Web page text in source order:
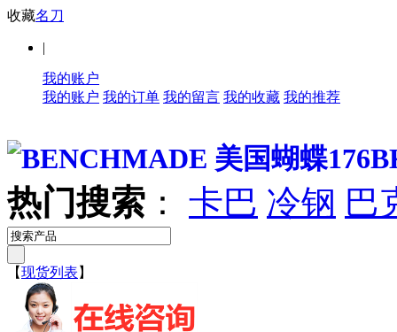
收藏名刀
|
我的账户
我的账户 我的订单 我的留言 我的收藏 我的推荐
热门搜索 ： 卡巴 冷钢 巴
【现货列表 】